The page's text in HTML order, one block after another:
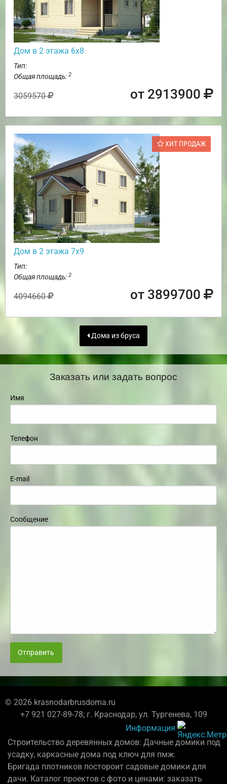
Дом в 2 этажа 6х8
Тип:
Общая площадь: 2
3059570 от 2913900
ХИТ ПРОДАЖ
Дом в 2 этажа 7х9
Тип:
Общая площадь: 2
4094660 от 3899700
Дома из бруса
Заказать или задать вопрос
Имя
Телефон
E-mail
Сообщение
Отправить
© 2026 krasnodarbrusdoma.ru
+7 921 027-89-78; г. Краснодар, ул. Тургенева, 109
Информация
Строительство деревянных домов: Дачные домики под
усадку, каркасные дома под ключ для пмж.
Бригада плотников постороит садовые домики для
дачи. Каталог проектов с фото и ценами: заказать